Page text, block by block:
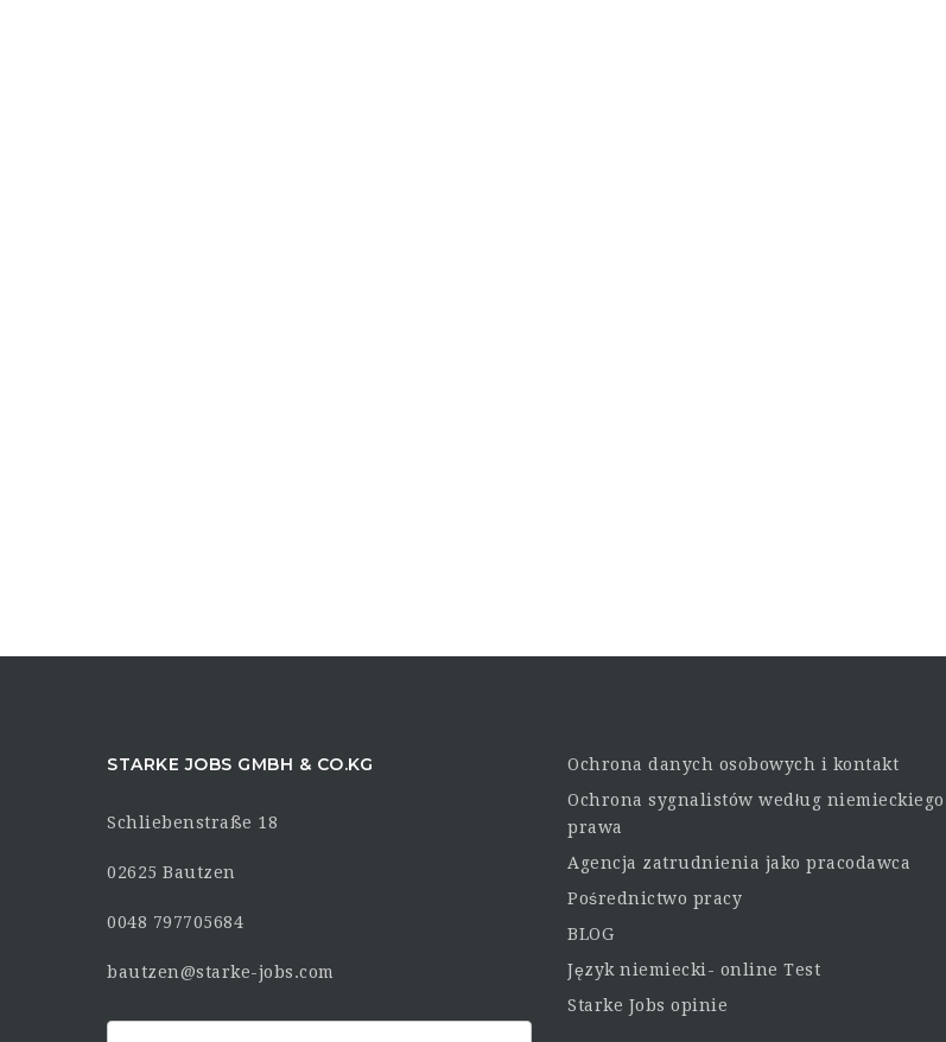
STARKE JOBS GMBH & CO.KG
Schliebenstraße 18
02625 Bautzen
0048 797705684
bautzen@starke-jobs.com
Ochrona danych osobowych i kontakt
Ochrona sygnalistów według niemieckiego
prawa
Agencja zatrudnienia jako pracodawca
Pośrednictwo pracy
BLOG
Język niemiecki- online Test
Starke Jobs opinie